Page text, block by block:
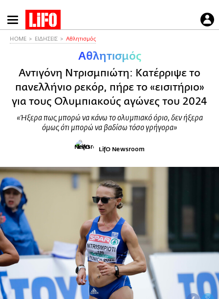
Παράκαμψη
προς
HOME ΕΙΔΗΣΕΙΣ Αθλητισμός
Αθλητισμός
Αντιγόνη Ντρισμπιώτη: Κατέρριψε το
πανελλήνιο ρεκόρ, πήρε το «εισιτήριο»
για τους Ολυμπιακούς αγώνες του 2024
«Ήξερα πως μπορώ να κάνω το ολυμπιακό όριο, δεν ήξερα
όμως ότι μπορώ να βαδίσω τόσο γρήγορα»
LifO Newsroom